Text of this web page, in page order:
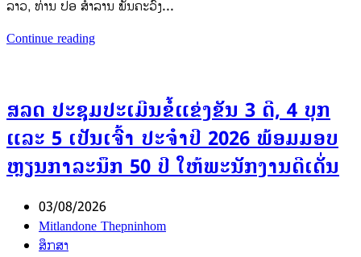
ລາວ, ທ່ານ ປອ ສຳລານ ພັນຄະວົງ...
Continue reading
ສລດ ປະຊຸມປະເມີນຂໍ້ແຂ່ງຂັນ 3 ດີ, 4 ບຸກ
ແລະ 5 ເປັນເຈົ້າ ປະຈຳປີ 2026 ພ້ອມມອບ
ຫຼຽນກາລະນຶກ 50 ປີ ໃຫ້ພະນັກງານດີເດັ່ນ
03/08/2026
Mitlandone Thepninhom
ສຶກສາ